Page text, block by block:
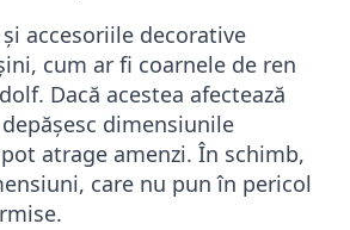
și accesoriile decorative
cum ar fi coarnele de ren
Dacă acestea afectează
dimensiunile
atrage amenzi. În schimb,
care nu pun în pericol